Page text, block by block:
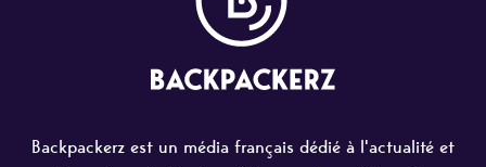
Backpackerz est un média français dédié à l'actualité et